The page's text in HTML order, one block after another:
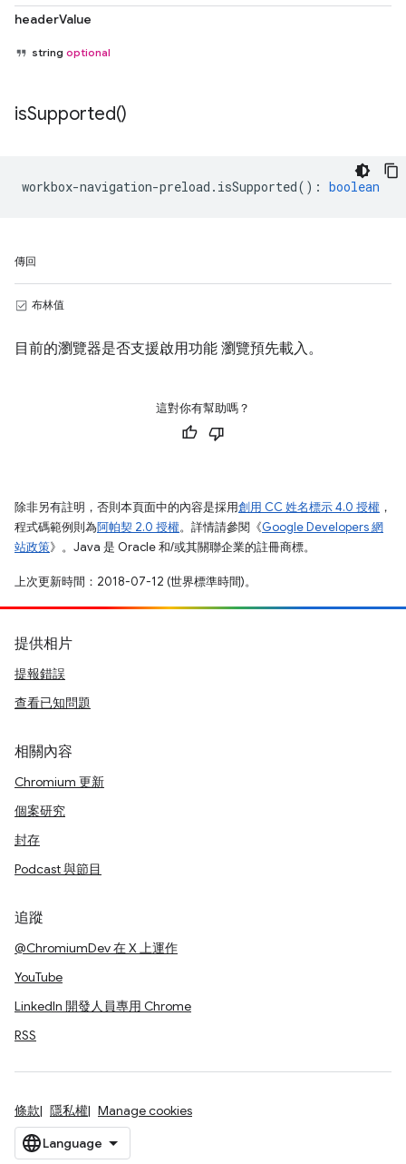
headerValue
string optional
isSupported()
workbox-navigation-preload . isSupported() : boolean
傳回
布林值
目前的瀏覽器是否支援啟用功能 瀏覽預先載入。
這對你有幫助嗎？
除非另有註明，否則本頁面中的內容是採用創用 CC 姓名標示 4.0 授權 ，
程式碼範例則為阿帕契 2.0 授權。詳情請參閱《Google Developers 網
站政策》。Java 是 Oracle 和/或其關聯企業的註冊商標。
上次更新時間：2018-07-12 (世界標準時間)。
提供相片
提報錯誤
查看已知問題
相關內容
Chromium 更新
個案研究
封存
Podcast 與節目
追蹤
@ChromiumDev 在 X 上運作
YouTube
LinkedIn 開發人員專用 Chrome
RSS
條款 隱私權 Manage cookies